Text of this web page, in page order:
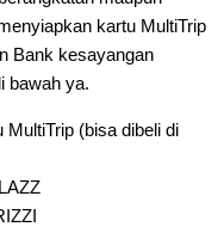
kartu MultiTrip
Bank kesayangan
bawah ya.
MultiTrip (bisa dibeli di